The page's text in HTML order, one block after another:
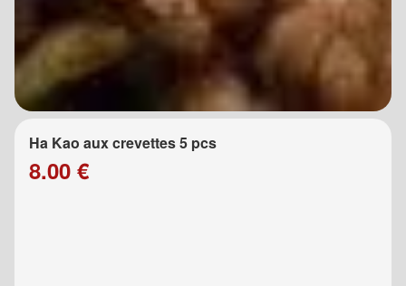
Ha Kao aux crevettes 5 pcs
8.00 €